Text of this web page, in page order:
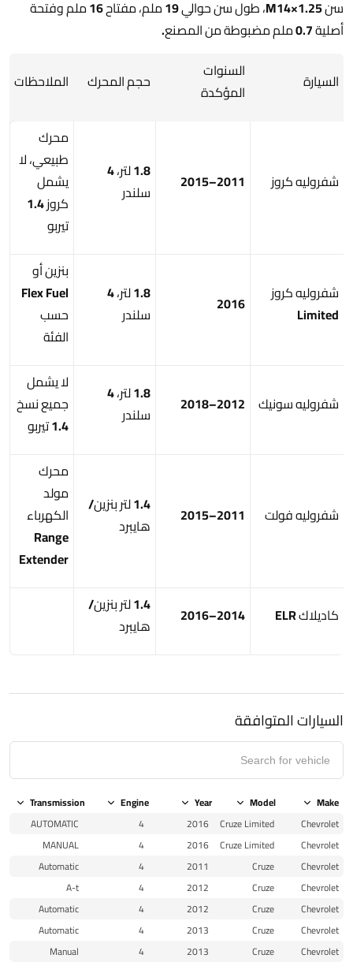
سن M14×1.25، طول سن حوالي 19 ملم، مفتاح 16 ملم وفتحة
أصلية 0.7 ملم مضبوطة من المصنع.
السيارة
السنوات
المؤكدة
حجم المحرك الملاحظات
شفروليه كروز 2011–2015
1.8 لتر، 4
سلندر
محرك
طبيعي، لا
يشمل
كروز 1.4
تيربو
شفروليه كروز
Limited
2016
1.8 لتر، 4
سلندر
بنزين أو
Flex Fuel
حسب
الفئة
شفروليه سونيك 2012–2018
1.8 لتر، 4
سلندر
لا يشمل
جميع نسخ
1.4 تيربو
شفروليه فولت 2011–2015
1.4 لتر بنزين/
هايبرد
محرك
مولد
الكهرباء
Range
Extender
كاديلاك ELR 2014–2016
1.4 لتر بنزين/
هايبرد
السيارات المتوافقة
Make
Model
Year
Engine
Transmission
Chevrolet
Cruze Limited
2016
4
AUTOMATIC
Chevrolet
Cruze Limited
2016
4
MANUAL
Chevrolet
Cruze
2011
4
Automatic
Chevrolet
Cruze
2012
4
A-t
Chevrolet
Cruze
2012
4
Automatic
Chevrolet
Cruze
2013
4
Automatic
Chevrolet
Cruze
2013
4
Manual